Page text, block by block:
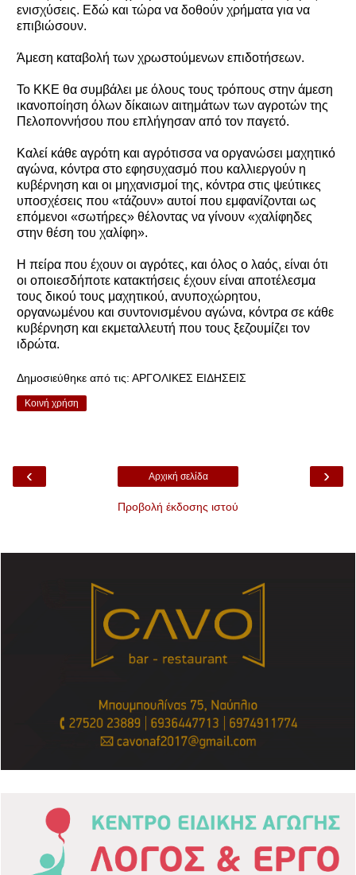
ενισχύσεις. Εδώ και τώρα να δοθούν χρήματα για να
επιβιώσουν.
Άμεση καταβολή των χρωστούμενων επιδοτήσεων.
Το ΚΚΕ θα συμβάλει με όλους τους τρόπους στην άμεση
ικανοποίηση όλων δίκαιων αιτημάτων των αγροτών της
Πελοποννήσου που επλήγησαν από τον παγετό.
Καλεί κάθε αγρότη και αγρότισσα να οργανώσει μαχητικό
αγώνα, κόντρα στο εφησυχασμό που καλλιεργούν η
κυβέρνηση και οι μηχανισμοί της, κόντρα στις ψεύτικες
υποσχέσεις που «τάζουν» αυτοί που εμφανίζονται ως
επόμενοι «σωτήρες» θέλοντας να γίνουν «χαλίφηδες
στην θέση του χαλίφη».
Η πείρα που έχουν οι αγρότες, και όλος ο λαός, είναι ότι
οι οποιεσδήποτε κατακτήσεις έχουν είναι αποτέλεσμα
τους δικού τους μαχητικού, ανυποχώρητου,
οργανωμένου και συντονισμένου αγώνα, κόντρα σε κάθε
κυβέρνηση και εκμεταλλευτή που τους ξεζουμίζει τον
ιδρώτα.
Δημοσιεύθηκε από τις: ΑΡΓΟΛΙΚΕΣ ΕΙΔΗΣΕΙΣ
Κοινή χρήση
‹ ›
Αρχική σελίδα
Προβολή έκδοσης ιστού